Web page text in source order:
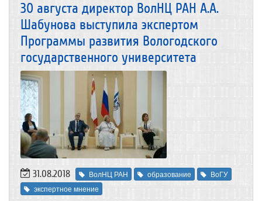
30 августа директор ВолНЦ РАН А.А.
Шабунова выступила экспертом
Программы развития Вологодского
государственного университета
31.08.2018 ВолНЦ РАН образование
ВоГУ
экспертное мнение